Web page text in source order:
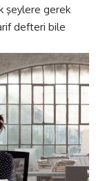
şeylere gerek
defteri bile